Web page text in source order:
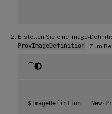
Erstellen Sie eine Image-
ProvImageDefinition
. Zum
$ImageDefintion = New-